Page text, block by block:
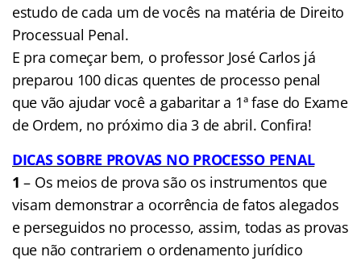
estudo de cada um de vocês na matéria de Direito
Processual Penal.
E pra começar bem, o professor José Carlos já
preparou 100 dicas quentes de processo penal
que vão ajudar você a gabaritar a 1ª fase do Exame
de Ordem, no próximo dia 3 de abril. Confira!
DICAS SOBRE PROVAS NO PROCESSO PENAL
1 – Os meios de prova são os instrumentos que
visam demonstrar a ocorrência de fatos alegados
e perseguidos no processo, assim, todas as provas
que não contrariem o ordenamento jurídico